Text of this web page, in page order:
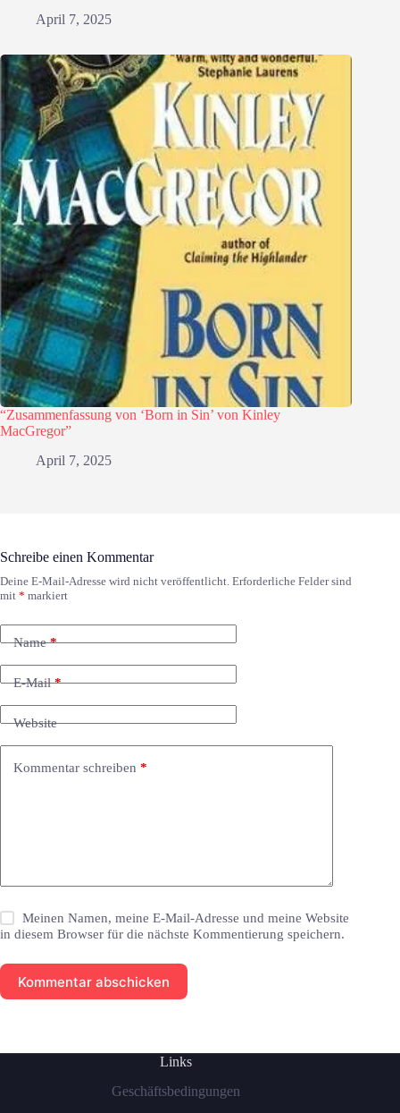
April 7, 2025
“Zusammenfassung von ‘Born in Sin’ von Kinley
MacGregor”
April 7, 2025
Schreibe einen Kommentar
Deine E-Mail-Adresse wird nicht veröffentlicht. Erforderliche Felder sind
mit * markiert
Name*
E-Mail*
Website
Kommentar schreiben *
Meinen Namen, meine E-Mail-Adresse und meine Website
in diesem Browser für die nächste Kommentierung speichern.
Kommentar abschicken
Links
Geschäftsbedingungen